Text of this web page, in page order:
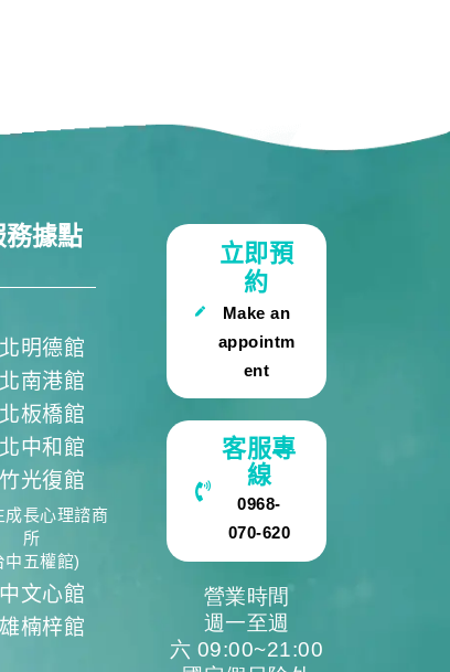
務據點
明德館
南港館
板橋館
中和館
光復館
成長心理諮商
所
中五權館)
文心館
楠梓館
立即預
約
Make an
appointm
ent
客服專
線
0968-
070-620
營業時間
週一至週
六 09:00~21:00